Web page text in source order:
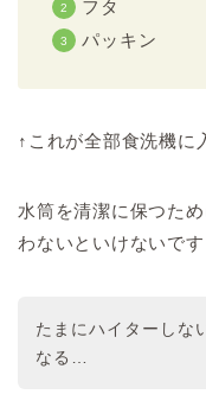
フタ
パッキン
↑これが全部食洗機に
水筒を清潔に保つた
わないといけないです
たまにハイターしな
なる…